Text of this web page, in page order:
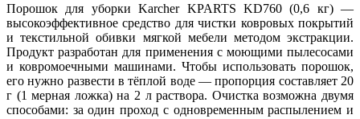
Порошок для уборки Karcher KPARTS KD760 (0,6 кг) —
высокоэффективное средство для чистки ковровых покрытий
и текстильной обивки мягкой мебели методом экстракции.
Продукт разработан для применения с моющими пылесосами
и ковромоечными машинами. Чтобы использовать порошок,
его нужно развести в тёплой воде — пропорция составляет 20
г (1 мерная ложка) на 2 л раствора. Очистка возможна двумя
способами: за один проход с одновременным распылением и